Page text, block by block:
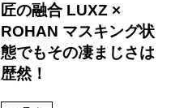
匠の融合 LUXZ ×
ROHAN マスキング状
態でもその凄まじさは
歴然！